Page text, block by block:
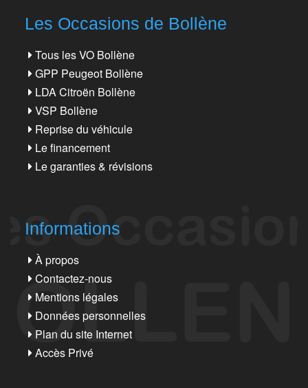
Les Occasions de Bollène
Tous les VO Bollène
GPP Peugeot Bollène
LDA Citroën Bollène
VSP Bollène
Reprise du véhicule
Le financement
Le garanties & révisions
Informations
À propos
Contactez-nous
Mentions légales
Données personnelles
Plan du site Internet
Accès Privé